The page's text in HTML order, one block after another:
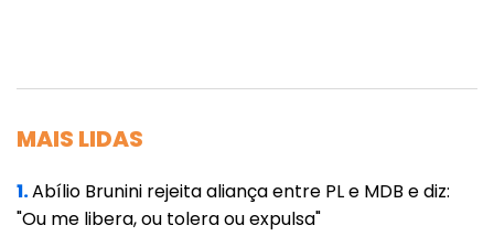
MAIS LIDAS
1.Abílio Brunini rejeita aliança entre PL e MDB e diz:
"Ou me libera, ou tolera ou expulsa"